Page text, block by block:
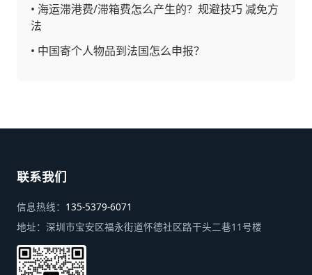
• 海运滞港费/滞箱费怎么产生的？规避技巧 减免方
法
• 中国寄个人物品到法国怎么申报？
联系我们
信息热线： 135-5379-6071
地址： 深圳市宝安区福永街道怀德社区路干头二巷11号楼